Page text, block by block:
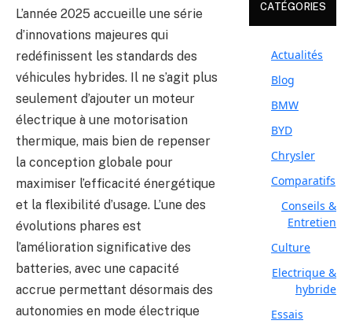
L’année 2025 accueille une série
d’innovations majeures qui
redéfinissent les standards des
véhicules hybrides. Il ne s’agit plus
seulement d’ajouter un moteur
électrique à une motorisation
thermique, mais bien de repenser
la conception globale pour
maximiser l’efficacité énergétique
et la flexibilité d’usage. L’une des
évolutions phares est
l’amélioration significative des
batteries, avec une capacité
accrue permettant désormais des
autonomies en mode électrique
CATÉGORIES
Actualités
Blog
BMW
BYD
Chrysler
Comparatifs
Conseils &
Entretien
Culture
Electrique &
hybride
Essais